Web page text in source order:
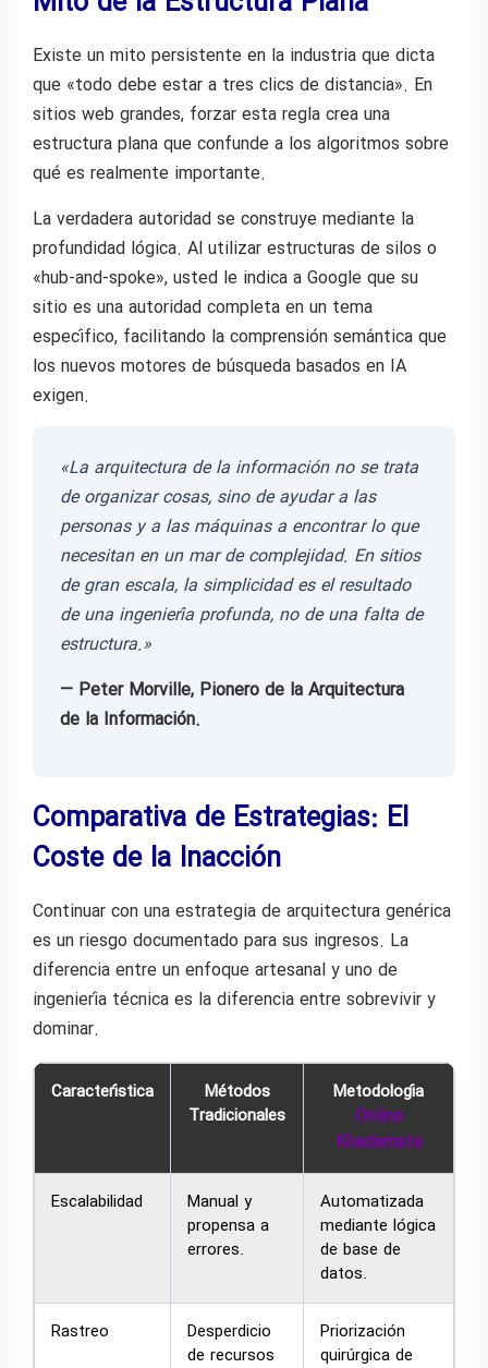
Existe un mito persistente en la industria que dicta
que «todo debe estar a tres clics de distancia». En
sitios web grandes, forzar esta regla crea una
estructura plana que confunde a los algoritmos sobre
qué es realmente importante.
La verdadera autoridad se construye mediante la
profundidad lógica. Al utilizar estructuras de silos o
«hub-and-spoke», usted le indica a Google que su
sitio es una autoridad completa en un tema
específico, facilitando la comprensión semántica que
los nuevos motores de búsqueda basados en IA
exigen.
«La arquitectura de la información no se trata
de organizar cosas, sino de ayudar a las
personas y a las máquinas a encontrar lo que
necesitan en un mar de complejidad. En sitios
de gran escala, la simplicidad es el resultado
de una ingeniería profunda, no de una falta de
estructura.»
— Peter Morville, Pionero de la Arquitectura
de la Información.
Comparativa de Estrategias: El
Coste de la Inacción
Continuar con una estrategia de arquitectura genérica
es un riesgo documentado para sus ingresos. La
diferencia entre un enfoque artesanal y uno de
ingeniería técnica es la diferencia entre sobrevivir y
dominar.
Característica
Métodos
Tradicionales
Metodología
Online
Khadamate
Escalabilidad
Manual y
propensa a
errores.
Automatizada
mediante lógica
de base de
datos.
Rastreo
Desperdicio
de recursos
Priorización
quirúrgica de